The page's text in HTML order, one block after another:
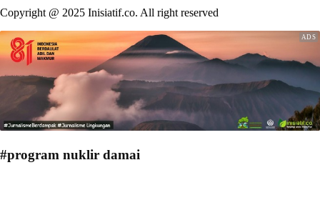
Copyright @ 2025 Inisiatif.co. All right reserved
#program nuklir damai